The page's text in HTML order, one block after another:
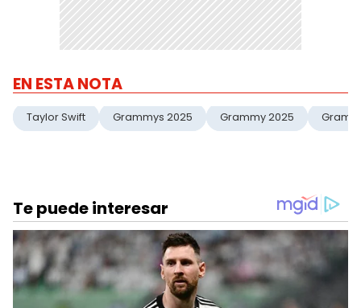
EN ESTA NOTA
Taylor Swift Grammys 2025 Grammy 2025